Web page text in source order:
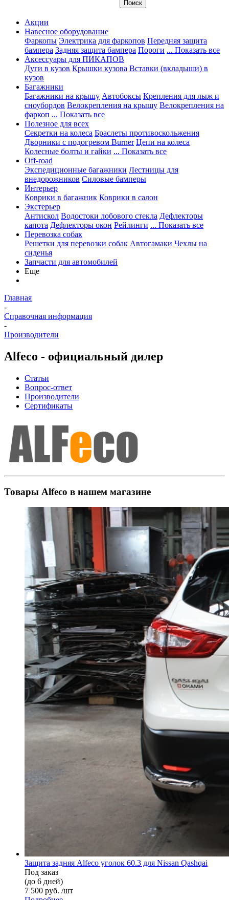
Акции
Навесное оборудование
Фаркопы Электрика для фаркопов Передняя защита
бампера Задняя защита бампера Пороги ... Показать все
Аксессуары для ПИКАПОВ
Дуги в кузов Крышки кузова Вставки (вкладыши) в
кузов
Багажники
Багажники на крышу Автобоксы Крепления для лыж и
сноубордов Велокрепления на крышу Велокрепления на
фаркоп ... Показать все
Полезное для всех
Секретки на колеса Браслеты противоскольжения
Дворники с подогревом Burner Цепи на колеса
Колесные болты и гайки ... Показать все
Off-road
Экспедиционные багажники Лестницы для
внедорожников Силовые бамперы
Интерьер
Коврики в багажник Коврики в салон
Экстерьер
Антискол Водостоки лобового стекла Дефлекторы
капота Дефлекторы окон Рейлинги ... Показать все
Перевозка собак
Решетки для перевозки собак Автогамаки Чехлы на
сиденья
Запчасти для автомобилей
Еще
Главная
-
Справочная информация
-
Производители
Alfeco - официальный дилер
Статьи
Вопрос-ответ
Производители
Сертификаты
Товары Alfeco в нашем магазине
Защита задняя Alfeco уголок 60.3 для Nissan Qashqai
Под заказ
(до 6 дней)
7 500 руб. /шт